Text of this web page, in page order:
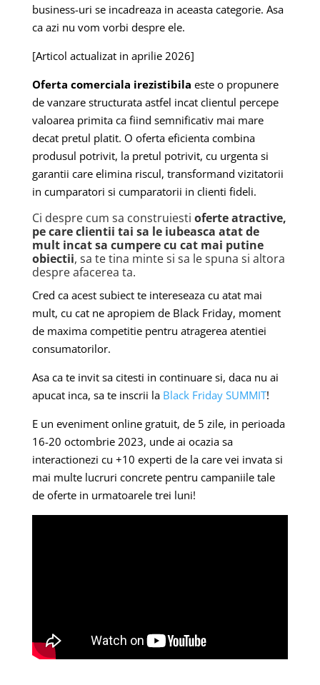
business-uri se incadreaza in aceasta categorie. Asa
ca azi nu vom vorbi despre ele.
[Articol actualizat in aprilie 2026]
Oferta comerciala irezistibila este o propunere
de vanzare structurata astfel incat clientul percepe
valoarea primita ca fiind semnificativ mai mare
decat pretul platit. O oferta eficienta combina
produsul potrivit, la pretul potrivit, cu urgenta si
garantii care elimina riscul, transformand vizitatorii
in cumparatori si cumparatorii in clienti fideli.
Ci despre cum sa construiesti oferte atractive,
pe care clientii tai sa le iubeasca atat de
mult incat sa cumpere cu cat mai putine
obiectii, sa te tina minte si sa le spuna si altora
despre afacerea ta.
Cred ca acest subiect te intereseaza cu atat mai
mult, cu cat ne apropiem de Black Friday, moment
de maxima competitie pentru atragerea atentiei
consumatorilor.
Asa ca te invit sa citesti in continuare si, daca nu ai
apucat inca, sa te inscrii la Black Friday SUMMIT!
E un eveniment online gratuit, de 5 zile, in perioada
16-20 octombrie 2023, unde ai ocazia sa
interactionezi cu +10 experti de la care vei invata si
mai multe lucruri concrete pentru campaniile tale
de oferte in urmatoarele trei luni!